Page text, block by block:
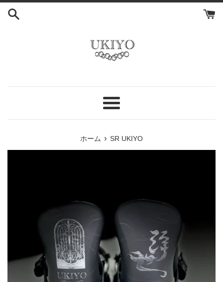
コ
メ
ホーム › SR UKIYO